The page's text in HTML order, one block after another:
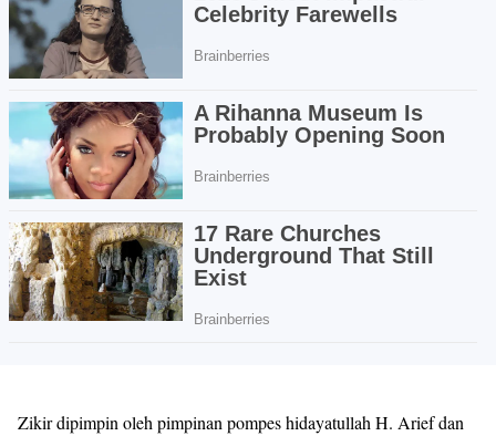
Zikir dipimpin oleh pimpinan pompes hidayatullah H. Arief dan